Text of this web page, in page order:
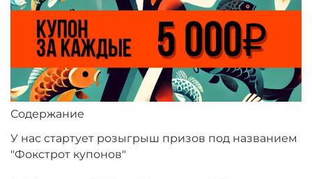
Содержание
У нас стартует розыгрыш призов под названием
"Фокстрот купонов"